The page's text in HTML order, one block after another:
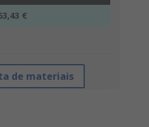
€
de materiais